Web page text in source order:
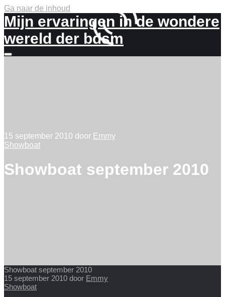
Ga naar de inhoud
Mijn ervaringen in de wondere
wereld der bdsm
Meer
15 september 2010 door Emmy
Showboat
Showboat september 2010
Showboat september 2010
15 september 2010 door Emmy
Showboat